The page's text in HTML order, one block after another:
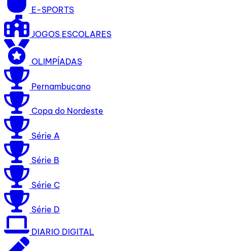
E-SPORTS
JOGOS ESCOLARES
OLIMPÍADAS
Pernambucano
Copa do Nordeste
Série A
Série B
Série C
Série D
DIARIO DIGITAL